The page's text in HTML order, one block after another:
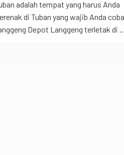
adalah tempat yang harus Anda
di Tuban yang wajib Anda
Depot Langgeng terletak di